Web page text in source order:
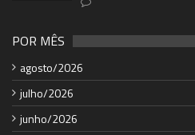
POR MÊS
agosto/2026
julho/2026
junho/2026